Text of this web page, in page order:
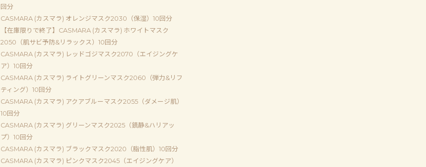
回分
CASMARA (カスマラ) オレンジマスク2030（保湿）10回分
【在庫限りで終了】CASMARA (カスマラ) ホワイトマスク
2050（肌サビ予防&リラックス）10回分
CASMARA (カスマラ) レッドゴジマスク2070（エイジングケ
ア）10回分
CASMARA (カスマラ) ライトグリーンマスク2060（弾力&リフ
ティング）10回分
CASMARA (カスマラ) アクアブルーマスク2055（ダメージ肌）
10回分
CASMARA (カスマラ) グリーンマスク2025（鎮静&ハリアッ
プ）10回分
CASMARA (カスマラ) ブラックマスク2020（脂性肌）10回分
CASMARA (カスマラ) ピンクマスク2045（エイジングケア）